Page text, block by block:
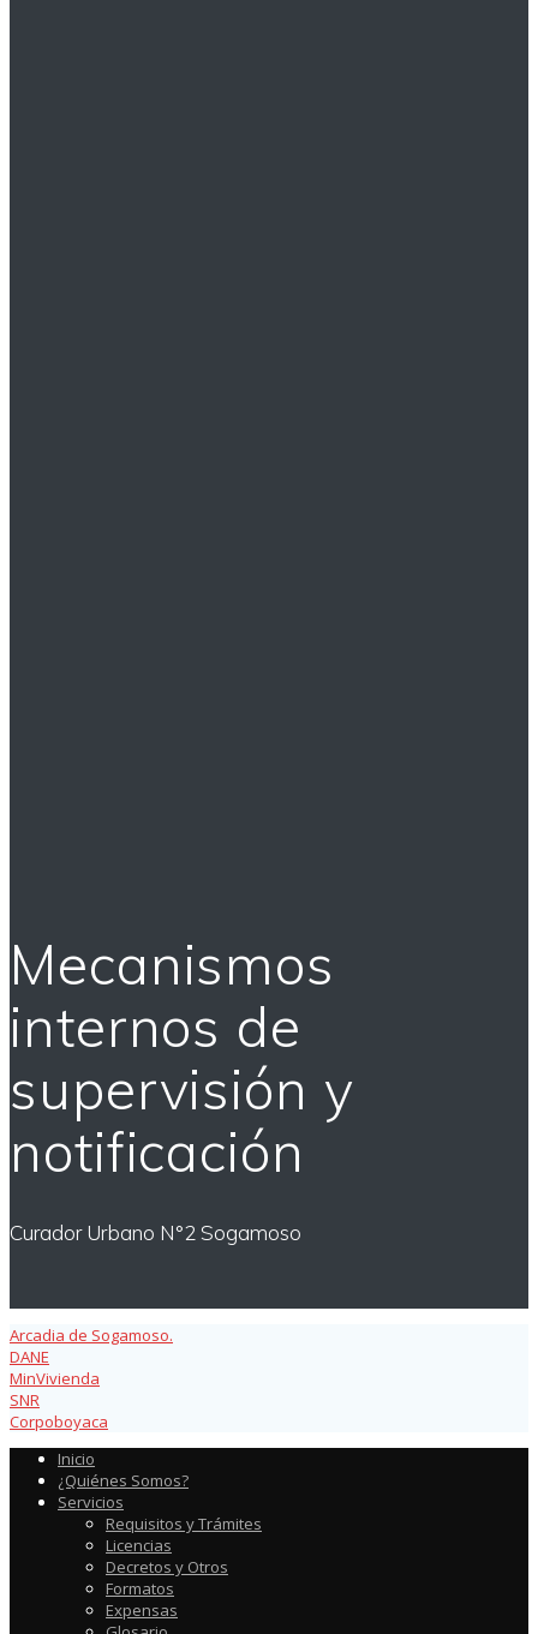
Mecanismos
internos de
supervisión y
notificación
Curador Urbano N°2 Sogamoso
Arcadia de Sogamoso.
DANE
MinVivienda
SNR
Corpoboyaca
Inicio
¿Quiénes Somos?
Servicios
Requisitos y Trámites
Licencias
Decretos y Otros
Formatos
Expensas